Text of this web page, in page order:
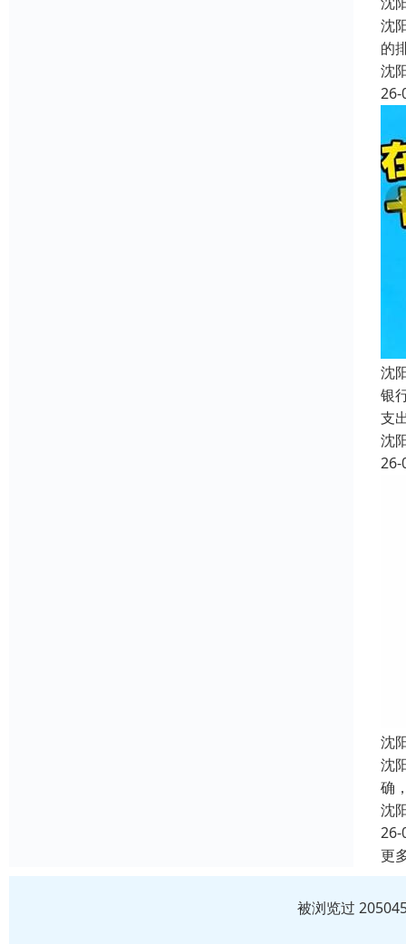
沈
的
沈
26-
沈
银
支
沈
26-
沈
沈
确
沈
26-
更
被浏览过